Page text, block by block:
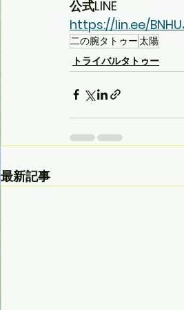
公式LINE
https://lin.ee/
二の腕タトゥー 太陽
トライバルタトゥー
最新記事